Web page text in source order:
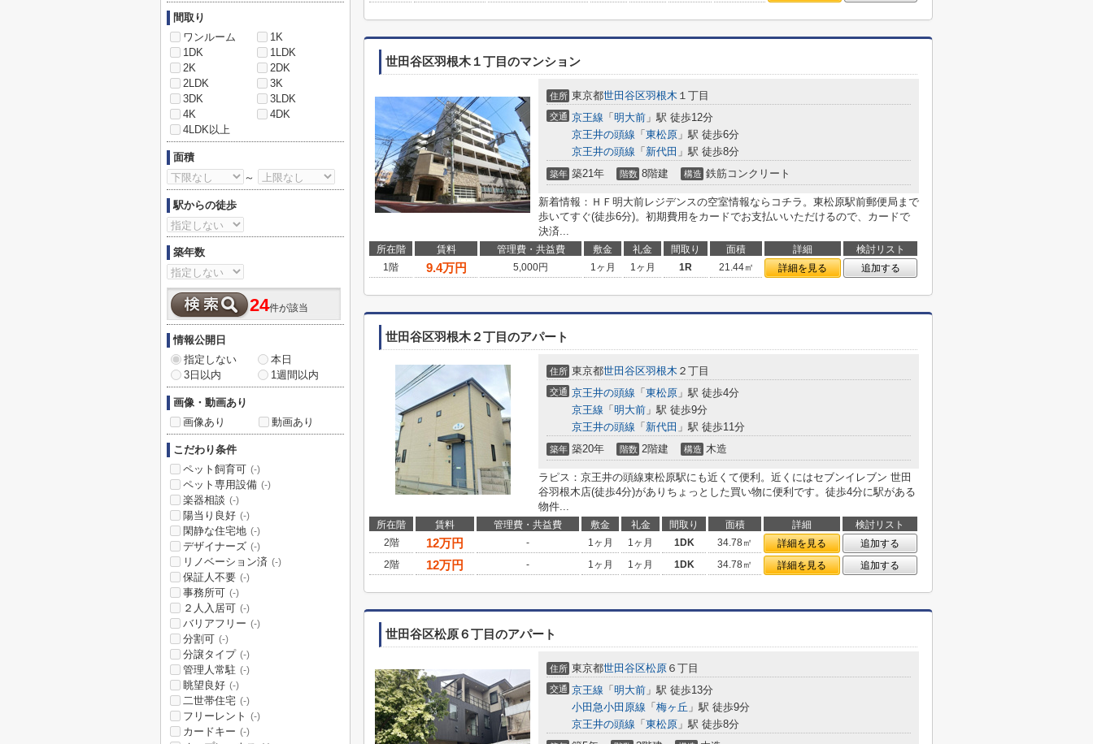
世田谷区羽根木１丁目のマンション
住所 東京都世田谷区羽根木 １丁目
交通 京王線 「 明大前 」駅 徒歩12分
京王井の頭線 「 東松原 」駅 徒歩6分
京王井の頭線 「 新代田 」駅 徒歩8分
築年 築21年 階数 8階建 構造 鉄筋コンクリート
新着情報：ＨＦ明大前レジデンスの空室情報ならコチラ。東松原駅前郵便局まで
歩いてすぐ(徒歩6分)。初期費用をカードでお支払いいただけるので、カードで
決済...
所在階 賃料 管理費・共益費 敷金 礼金 間取り 面積 詳細
検討リスト
1階
9.4万円 5,000円 1ヶ月 1ヶ月 1R 21.44㎡ 詳細を見る 追加する
世田谷区羽根木２丁目のアパート
住所 東京都世田谷区羽根木 ２丁目
交通 京王井の頭線 「 東松原 」駅 徒歩4分
京王線 「 明大前 」駅 徒歩9分
京王井の頭線 「 新代田 」駅 徒歩11分
築年 築20年 階数 2階建 構造 木造
ラピス：京王井の頭線東松原駅にも近くて便利。近くにはセブンイレブン 世田
谷羽根木店(徒歩4分)がありちょっとした買い物に便利です。徒歩4分に駅がある
物件...
所在階 賃料 管理費・共益費 敷金 礼金 間取り 面積 詳細
検討リスト
2階
12万円 - 1ヶ月 1ヶ月 1DK 34.78㎡ 詳細を見る
追加する
2階
12万円 - 1ヶ月 1ヶ月 1DK 34.78㎡ 詳細を見る 追加する
世田谷区松原６丁目のアパート
住所 東京都世田谷区松原 ６丁目
交通 京王線 「 明大前 」駅 徒歩13分
小田急小田原線 「 梅ヶ丘 」駅 徒歩9分
京王井の頭線 「 東松原 」駅 徒歩8分
間取り
ワンルーム
1K
1DK
1LDK
2K
2DK
2LDK
3K
3DK
3LDK
4K
4DK
4LDK以上
面積
～
駅からの徒歩
築年数
24件が該当
情報公開日
指定しない
本日
3日以内
1週間以内
画像・動画あり
画像あり
動画あり
こだわり条件
ペット飼育可 (-)
ペット専用設備 (-)
楽器相談 (-)
陽当り良好 (-)
閑静な住宅地 (-)
デザイナーズ (-)
リノベーション済 (-)
保証人不要 (-)
事務所可 (-)
２人入居可 (-)
バリアフリー (-)
分割可 (-)
分譲タイプ (-)
管理人常駐 (-)
眺望良好 (-)
二世帯住宅 (-)
フリーレント (-)
カードキー (-)